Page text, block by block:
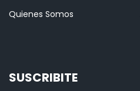
Quienes Somos
SUSCRIBITE